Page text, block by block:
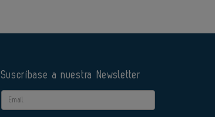
Suscríbase a nuestra Newsletter
Email